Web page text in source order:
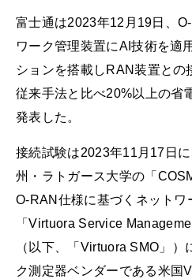
富士通は2023年12月19日、
ワーク管理装置にAI技術を適
ションを搭載しRAN装置との
従来手法と比べ20%以上の省
発表した。
接続試験は2023年11月17日
州・ラトガース大学の「
O-RAN仕様に基づくネットワ
「Virtuora Service
（以下、「Virtuora SMO」
ク測定器ベンダーである米国